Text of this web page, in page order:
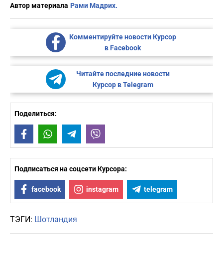
Автор материала Рами Мадрих.
Комментируйте новости Курсор
в Facebook
Читайте последние новости
Курсор в Telegram
Поделиться:
FacebookWhatsAppTelegram
Подписаться на соцсети Курсора:
facebook instagram telegram
ТЭГИ: Шотландия